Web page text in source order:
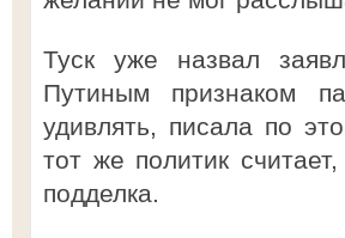
Туск уже назвал
Путиным признаком
удивлять, писала по
тот же политик
подделка.